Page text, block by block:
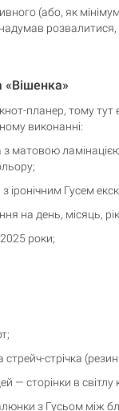
(або, як
розвалитися,
«Вішенка»
планер, тому тут
виконанні:
матовою
з іронічним Гусем
на день, місяць,
роки;
стрейч-стрічка
— сторінки в світлу
з Гусьом між